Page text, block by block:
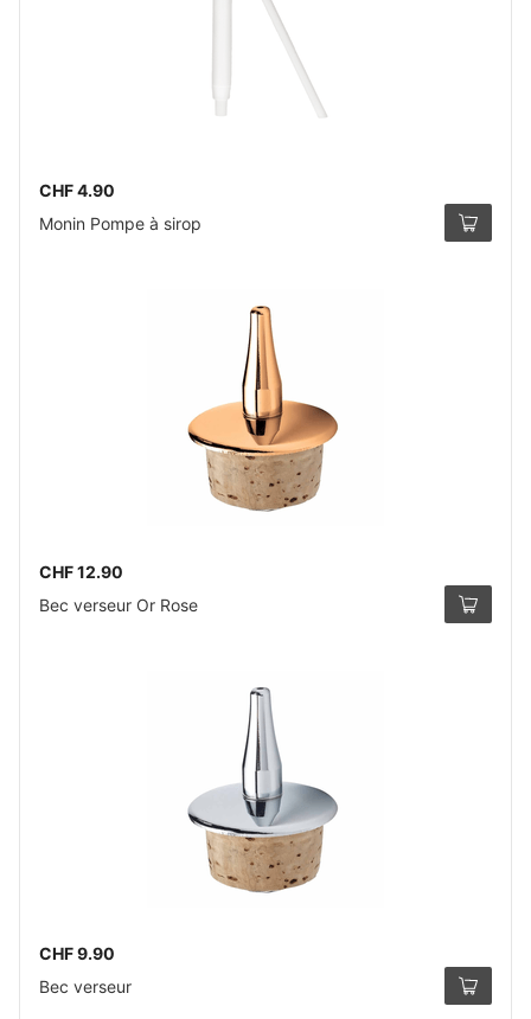
CHF 4.90
Monin Pompe à sirop
CHF 12.90
Bec verseur Or Rose
CHF 9.90
Bec verseur